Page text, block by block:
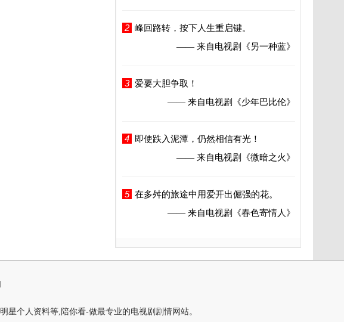
2 峰回路转，按下人生重启键。
—— 来自电视剧
《另一种蓝》
3
爱要大胆争取！
—— 来自电视剧
《少年巴比伦》
4
即使跌入泥潭，仍然相信有光！
—— 来自电视剧
《微暗之火》
5 在多舛的旅途中用爱开出倔强的花。
—— 来自电视剧
《春色寄情人》
星个人资料等,陪你看-做最专业的电视剧剧情网站。